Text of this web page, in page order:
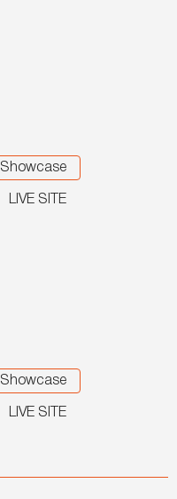
Showcase
LIVE SITE
Showcase
LIVE SITE